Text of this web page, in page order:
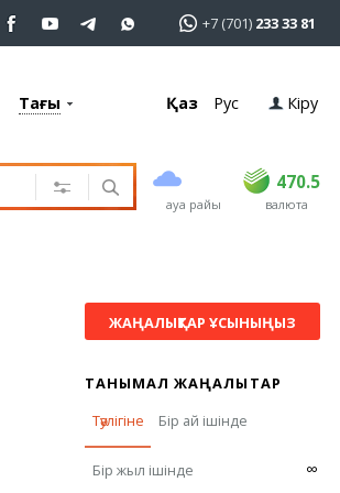
+7 (701) 233 33 81
Тағы Қаз Рус Кіру
ауа райы
470.5
USD 468.5 470.5
EUR валюта
ЖАҢАЛЫҚТАР ҰСЫНЫҢЫЗ
ТАНЫМАЛ ЖАҢАЛЫҚТАР
Тәулігіне
Бір ай ішінде
Бір жыл ішінде ∞